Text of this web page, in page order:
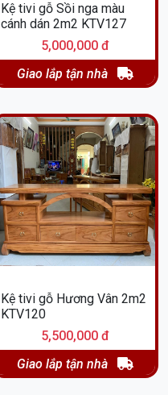
Kệ tivi gỗ Sồi nga màu
cánh dán 2m2 KTV127
5,000,000 đ
Giao lắp tận nhà
Kệ tivi gỗ Hương Vân 2m2
KTV120
5,500,000 đ
Giao lắp tận nhà